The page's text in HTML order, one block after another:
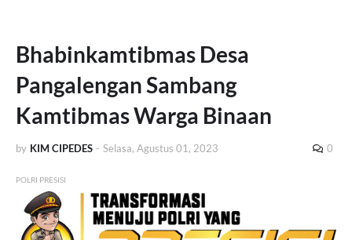
Bhabinkamtibmas Desa
Pangalengan Sambang
Kamtibmas Warga Binaan
by KIM CIPEDES - Selasa, Agustus 01, 2023 0
POLRI PRESISI